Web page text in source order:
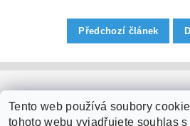
Předchozí článek
Tento web používá soubory
tohoto webu vyjadřujete souhlas